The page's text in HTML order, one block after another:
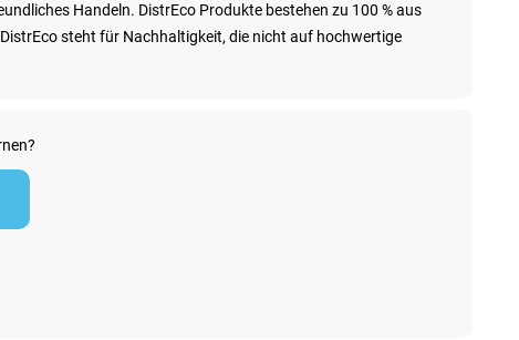
Handeln. DistrEco Produkte bestehen zu 100 % aus
steht für Nachhaltigkeit, die nicht auf hochwertige